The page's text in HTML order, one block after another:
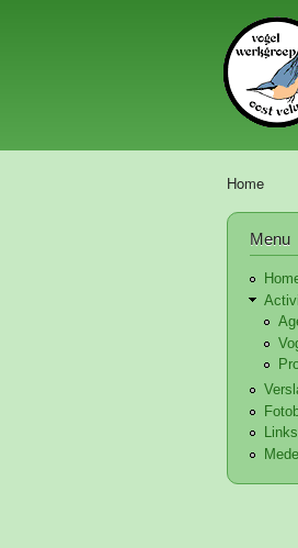
Home
Menu
Links